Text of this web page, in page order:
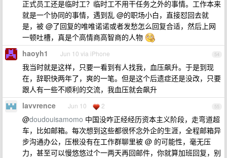
正式员工还是临时工？临时工不用干任务之外的事情。工作本来
就是一个协同的事情，遇到乱 @的职场小白，直接怼回去就
是，被 @了回复的唯唯诺诺或者发愁怎么回复合适，然后上网
一顿吐槽，真是个高情商高智商的人物
54
haoyh1 Jun 10 via iPhone
我当时就是这样，只要一看到有人找我，血压飙升。于是到现
在，辞职快两年了，爽的一笔。但是这个后遗症还是没改，只要
跟人有一些不顺利的交流，我血压就会飙升
55
lavvrence Jun 10 2
@doudouisamomo 中国没咋正经经历资本主义阶段，走弯道超
车，比如邮箱。每次想到这些都很怀念外企的生涯，全程邮箱异
步沟通办公，压根没有在工作群聊里被 @ 的可能性，毫无压
力，甚至可以慢悠悠过个一两天再回邮件，你就算加班回复，别